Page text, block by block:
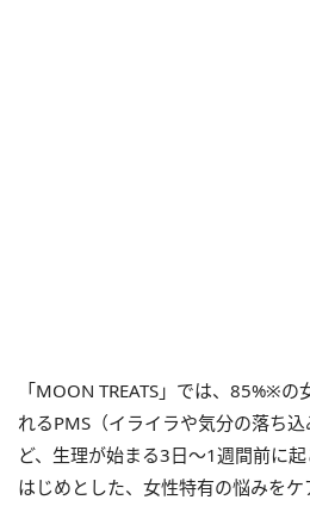
「MOON TREATS」では、85%※
れるPMS（イライラや気分の落ち
ど、生理が始まる3日〜1週間前に
はじめとした、女性特有の悩みを